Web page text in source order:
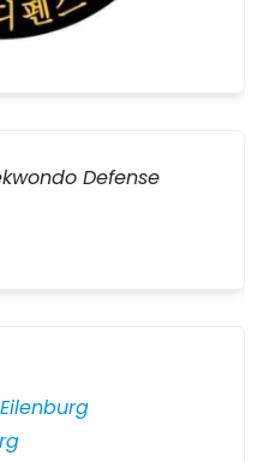
Defense